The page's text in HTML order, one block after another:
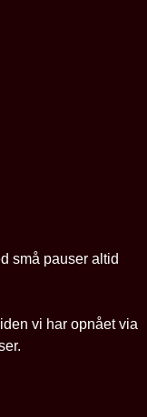
små pauser altid
vi har opnået via